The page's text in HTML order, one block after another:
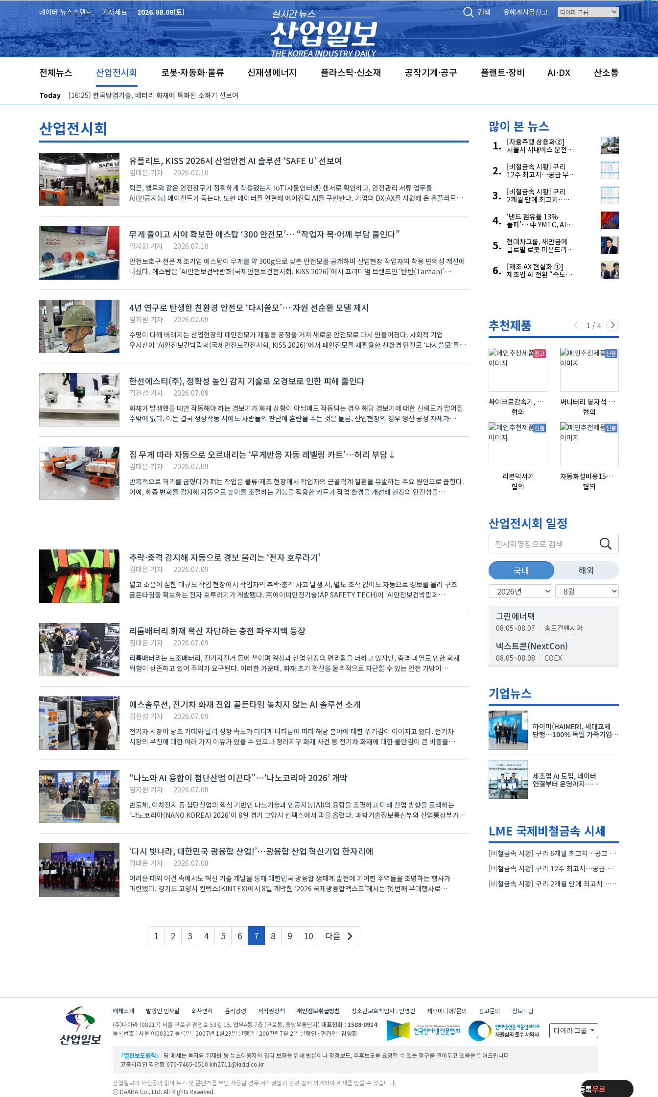
본문 바로가기
네이버 뉴스스탠드 기사제보 2026.08.08(토) 검색 유해게시물신고
전체뉴스 산업전시회 로봇·자동화·물류 신재생에너지 플라스틱·신소재 공작기계·공구 플랜트·장비 AI·DX 산소통
Today [16:25] 한국방염기술, 배터리 화재에 특화된 소화기 선보여
산업전시회
유플리트, KISS 2026서 산업안전 AI 솔루션 ‘SAFE U’ 선보여
김대은 기자
2026.07.10
턱끈, 벨트와 같은 안전장구가 정확하게 착용됐는지 IoT(사물인터넷) 센서로 확인하고, 안전관리 서류 업무를
AI(인공지능) 에이전트가 돕는다. 또한 데이터를 연결해 에이전틱 AI를 구현한다. 기업의 DX·AX를 지원해 온 유플리트㈜
무게 줄이고 시야 확보한 에스탑 ‘300 안전모’… “작업자 목·어깨 부담 줄인다”
임지원 기자
2026.07.10
안전보호구 전문 제조기업 에스탑이 무게를 약 300g으로 낮춘 안전모를 공개하며 산업현장 작업자의 착용 편의성 개선에
나섰다. 에스탑은 ‘AI안전보건박람회(국제안전보건전시회, KISS 2026)’에서 프리미엄 브랜드인 ‘탄탄(Tantan)’
4년 연구로 탄생한 친환경 안전모 ‘다시쓸모’… 자원 선순환 모델 제시
임지원 기자
2026.07.09
수명이 다해 버려지는 산업현장의 폐안전모가 재활용 공정을 거쳐 새로운 안전모로 다시 만들어졌다. 사회적 기업
우시산이 ‘AI안전보건박람회(국제안전보건전시회, KISS 2026)’에서 폐안전모를 재활용한 친환경 안전모 ‘다시쓸모’를
한선에스티(주), 정확성 높인 감지 기술로 오경보로 인한 피해 줄인다
김진성 기자
2026.07.09
화재가 발생했을 때만 작동해야 하는 경보기가 화재 상황이 아님에도 작동되는 경우 해당 경보기에 대한 신뢰도가 떨어질
수밖에 없다. 이는 결국 정상작동 시에도 사람들의 판단에 혼란을 주는 것은 물론, 산업현장의 경우 생산 공정 자체가
짐 무게 따라 자동으로 오르내리는 ‘무게반응 자동 레벨링 카트’…허리 부담↓
김대은 기자
2026.07.09
반복적으로 허리를 굽혔다가 펴는 작업은 물류·제조 현장에서 작업자의 근골격계 질환을 유발하는 주요 원인으로 꼽힌다.
이에, 하중 변화를 감지해 자동으로 높이를 조절하는 기능을 적용한 카트가 작업 환경을 개선해 현장의 안전성을
추락·충격 감지해 자동으로 경보 울리는 ‘전자 호루라기’
김대은 기자
2026.07.09
넓고 소음이 심한 대규모 작업 현장에서 작업자의 추락·충격 사고 발생 시, 별도 조작 없이도 자동으로 경보를 울려 구조
골든타임을 확보하는 전자 호루라기가 개발됐다. ㈜에이피안전기술(AP SAFETY TECH)이 ‘AI안전보건박람회
리튬배터리 화재 확산 차단하는 충전 파우치백 등장
김대은 기자
2026.07.09
리튬배터리는 보조배터리, 전기자전거 등에 쓰이며 일상과 산업 현장의 편리함을 더하고 있지만, 충격·과열로 인한 화재
위험이 상존하고 있어 주의가 요구된다. 이러한 가운데, 화재 초기 확산을 물리적으로 차단할 수 있는 안전 가방이
에스솔루션, 전기차 화재 진압 골든타임 놓치지 않는 AI 솔루션 소개
김진성 기자
2026.07.09
전기차 시장이 당초 기대와 달리 성장 속도가 더디게 나타남에 따라 해당 분야에 대한 위기감이 이어지고 있다. 전기차
시장의 부진에 대한 여러 가지 이유가 있을 수 있으나 청라지구 화재 사건 등 전기차 화재에 대한 불안감이 큰 비중을
“나노와 AI 융합이 첨단산업 이끈다”…‘나노코리아 2026’ 개막
임지원 기자
2026.07.08
반도체, 이차전지 등 첨단산업의 핵심 기반인 나노기술과 인공지능(AI)의 융합을 조명하고 미래 산업 방향을 모색하는
‘나노코리아(NANO KOREA) 2026’이 8일 경기 고양시 킨텍스에서 막을 올렸다. 과학기술정보통신부와 산업통상부가
‘다시 빛나라, 대한민국 광융합 산업!’…광융합 산업 혁신기업 한자리에
김대은 기자
2026.07.08
어려운 대외 여건 속에서도 혁신 기술 개발을 통해 대한민국 광융합 생태계 발전에 기여한 주역들을 조명하는 행사가
마련됐다. 경기도 고양시 킨텍스(KINTEX)에서 8일 개막한 ‘2026 국제광융합엑스포’에서는 첫 번째 부대행사로
1 2 3 4 5 6 7현재페이지
8 9 10 다음
많이 본 뉴스
[자율주행 상용화②]
서울시 시내버스 운전자
해결한다
[비철금속 시황] 구리
12주 최고치…공급 부족
[비철금속 시황] 구리
2개월 만에 최고치…
우려 확대
‘낸드 점유율 13%
돌파’… 中 YMTC, AI
4위 맹추격
현대차그룹, 새만금에
글로벌 로봇 파운드리
[제조 AX 현실화 ①]
제조업 AI 전환 “속도와
추천제품 1 / 4
중고
싸이크로감속기, 감속기제작
협의
신품
써니터리 봉자석 세트 SPECIAL , 봉자석 , 자석봉 , 호퍼용자석 , 전자석
협의
신품
리본믹서기
협의
신품
자동화설비용15ml자동주입기
협의
산업전시회 일정
국내 해외
그린에너텍
08.05~08.07 송도컨벤시아
넥스트콘(NextCon)
08.05~08.08 COEX
08.19~08.21
K-PRINT
08.19~08.22
자율주행모빌리티산업전
08.25~08.27
차세대 반도체 패키징 산업전
08.26~08.28 수원컨벤션센터
기업뉴스
하이머(HAIMER), 세대교체
단행…100% 독일 가족기업
제조업 AI 도입, 데이터
연결부터 운영까지…
LME 국제비철금속 시세
[비철금속 시황] 구리 6개월 최고치…콩고 수출 규제에 공급 우려 확대
[비철금속 시황] 구리 12주 최고치…공급 부족 우려에 강세
[비철금속 시황] 구리 2개월 만에 최고치…재고 감소에 공급 부족 우려 확대
제품등록무료
매체소개 발행인 인사말 회사연혁 윤리강령 저작권정책 개인정보취급방침 청소년보호책임자 : 안영건 제휴미디어/문의 광고문의
정보드림
(주)다아라 (08217) 서울 구로구 경인로 53길 15,업무A동 7층 (구로동, 중앙유통단지) 대표전화 : 1588-0914
등록번호 : 서울 아00317 등록일 : 2007년 1월29일 발행일 : 2007년 7월 2일 발행인 · 편집인 : 김영환 다아라 그룹
「열린보도원칙」
당 매체는 독자와 취재원 등 뉴스이용자의 권리 보장을 위해 반론이나 정정보도, 추후보도를 요청할 수 있는 창구를 열어두고 있음을 알려드립니다.
고충처리인 김인환 070-7465-0510 kih2711@kidd.co.kr
산업일보의 사전동의 없이 뉴스 및 콘텐츠를 무단 사용할 경우 저작권법과 관련 법에 의거하여 제재를 받을 수 있습니다.
ⓒ DAARA Co., Ltd. All Rights Reserved.